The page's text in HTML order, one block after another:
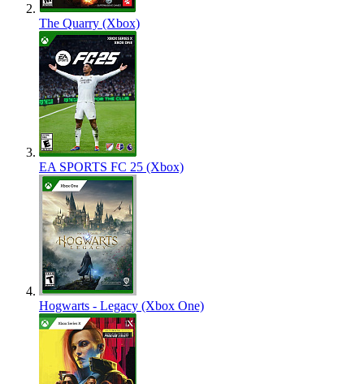
The Quarry (Xbox)
EA SPORTS FC 25 (Xbox)
Hogwarts - Legacy (Xbox One)